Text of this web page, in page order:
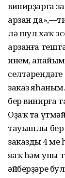
винирҙарға
арзан
лә шул хаҡ
арзанға
инем, апайым
заказ яһаным.
бер винирға
Оҙаҡ та
тауышлы
заказдың 4
яңаҡ һәм уны
әйберҙәре